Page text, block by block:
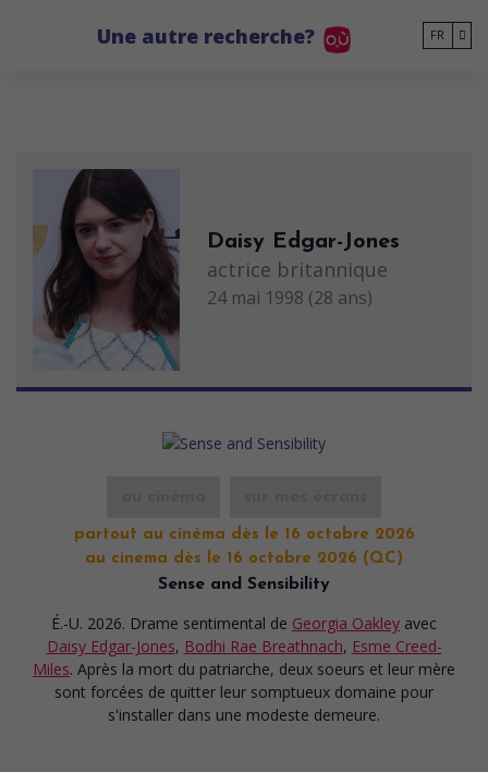
Une autre recherche? FR
Daisy Edgar-Jones
actrice britannique
24 mai 1998 (28 ans)
partout au cinéma dès le 16 octobre 2026
au cinema dès le 16 octobre 2026 (QC)
Sense and Sensibility
É.-U. 2026. Drame sentimental de Georgia Oakley avec
Daisy Edgar-Jones, Bodhi Rae Breathnach, Esme Creed-
Miles. Après la mort du patriarche, deux soeurs et leur mère
sont forcées de quitter leur somptueux domaine pour
s'installer dans une modeste demeure.